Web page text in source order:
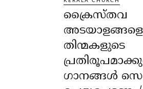
ക്രൈസ്തവ
അടയാളങ്ങളെ
തിന്മകളുടെ
ഗാനങ്ങൾ